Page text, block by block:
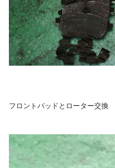
フロントパッドとローター交換